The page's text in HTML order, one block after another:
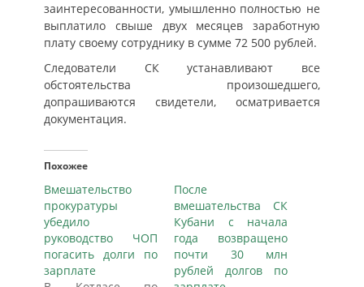
заинтересованности, умышленно полностью не
выплатило свыше двух месяцев заработную
плату своему сотруднику в сумме 72 500 рублей.
Следователи СК устанавливают все
обстоятельства произошедшего,
допрашиваются свидетели, осматривается
документация.
Похожее
Вмешательство
прокуратуры
убедило
руководство ЧОП
погасить долги по
зарплате
После
вмешательства СК
Кубани с начала
года возвращено
почти 30 млн
рублей долгов по